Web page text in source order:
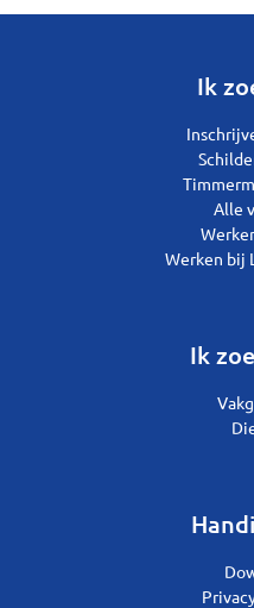
Ik
Alle
Werken bij
Ik